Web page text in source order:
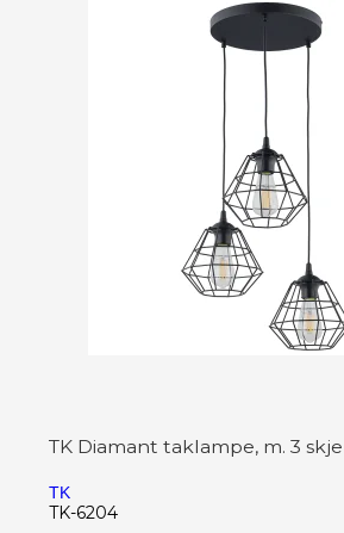
TK Diamant taklampe, m. 3
TK
TK-6204